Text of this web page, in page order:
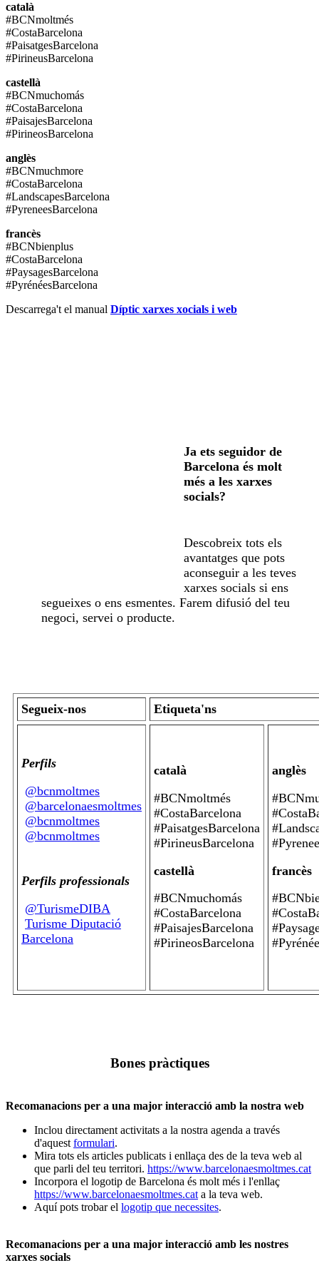
català
#BCNmoltmés
#CostaBarcelona
#PaisatgesBarcelona
#PirineusBarcelona
castellà
#BCNmuchomás
#CostaBarcelona
#PaisajesBarcelona
#PirineosBarcelona
anglès
#BCNmuchmore
#CostaBarcelona
#LandscapesBarcelona
#PyreneesBarcelona
francès
#BCNbienplus
#CostaBarcelona
#PaysagesBarcelona
#PyrénéesBarcelona
Descarrega't el manual Díptic xarxes xocials i web
Ja ets seguidor de
Barcelona és molt
més a les xarxes
socials?
Descobreix tots els
avantatges que pots
aconseguir a les teves
xarxes socials si ens
segueixes o ens esmentes. Farem difusió del teu
negoci, servei o producte.
Segueix-nos Etiqueta'ns
Perfils
@bcnmoltmes
@barcelonaesmoltmes
@bcnmoltmes
@bcnmoltmes
Perfils professionals
@TurismeDIBA
Turisme Diputació
Barcelona
català
#BCNmoltmés
#CostaBarcelona
#PaisatgesBarcelona
#PirineusBarcelona
castellà
#BCNmuchomás
#CostaBarcelona
#PaisajesBarcelona
#PirineosBarcelona
anglès
francès
Bones pràctiques
Recomanacions per a una major interacció amb la nostra web
Inclou directament activitats a la nostra agenda a través
d'aquestformulari.
Mira tots els articles publicats i enllaça des de la teva web al
que parli del teu territori. https://www.barcelonaesmoltmes.cat
Incorpora el logotip de Barcelona és molt més i l'enllaç
https://www.barcelonaesmoltmes.cata la teva web.
Aquí pots trobar el logotip que necessites.
Recomanacions per a una major interacció amb les nostres
xarxes socials